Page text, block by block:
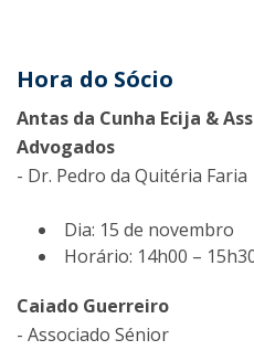
Hora do Sócio
Antas da Cunha Ecija &
Advogados
- Dr. Pedro da Quitéria Faria
Dia: 15 de novembro
Horário: 14h00 –
Caiado Guerreiro
- Associado Sénior